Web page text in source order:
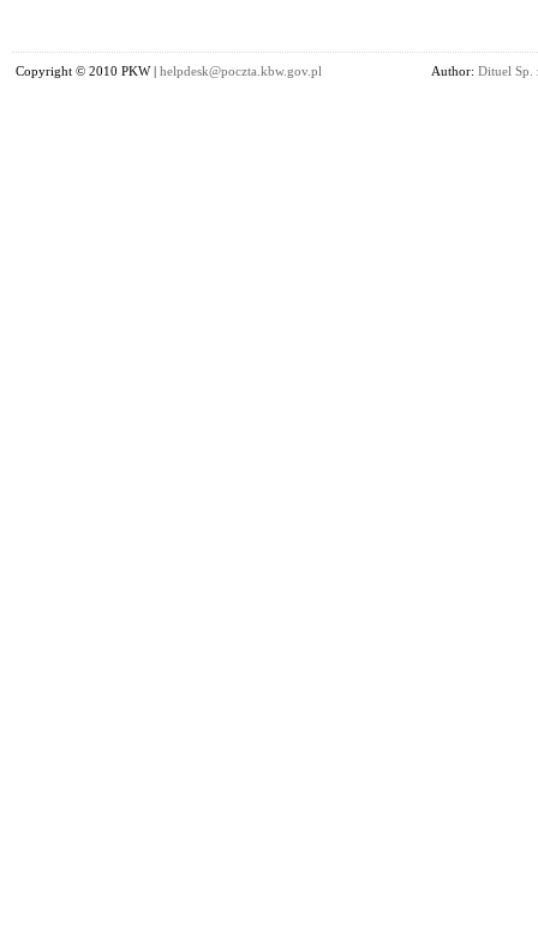
Copyright © 2010 PKW | helpdesk@poczta.kbw.gov.pl Author: Dituel Sp.